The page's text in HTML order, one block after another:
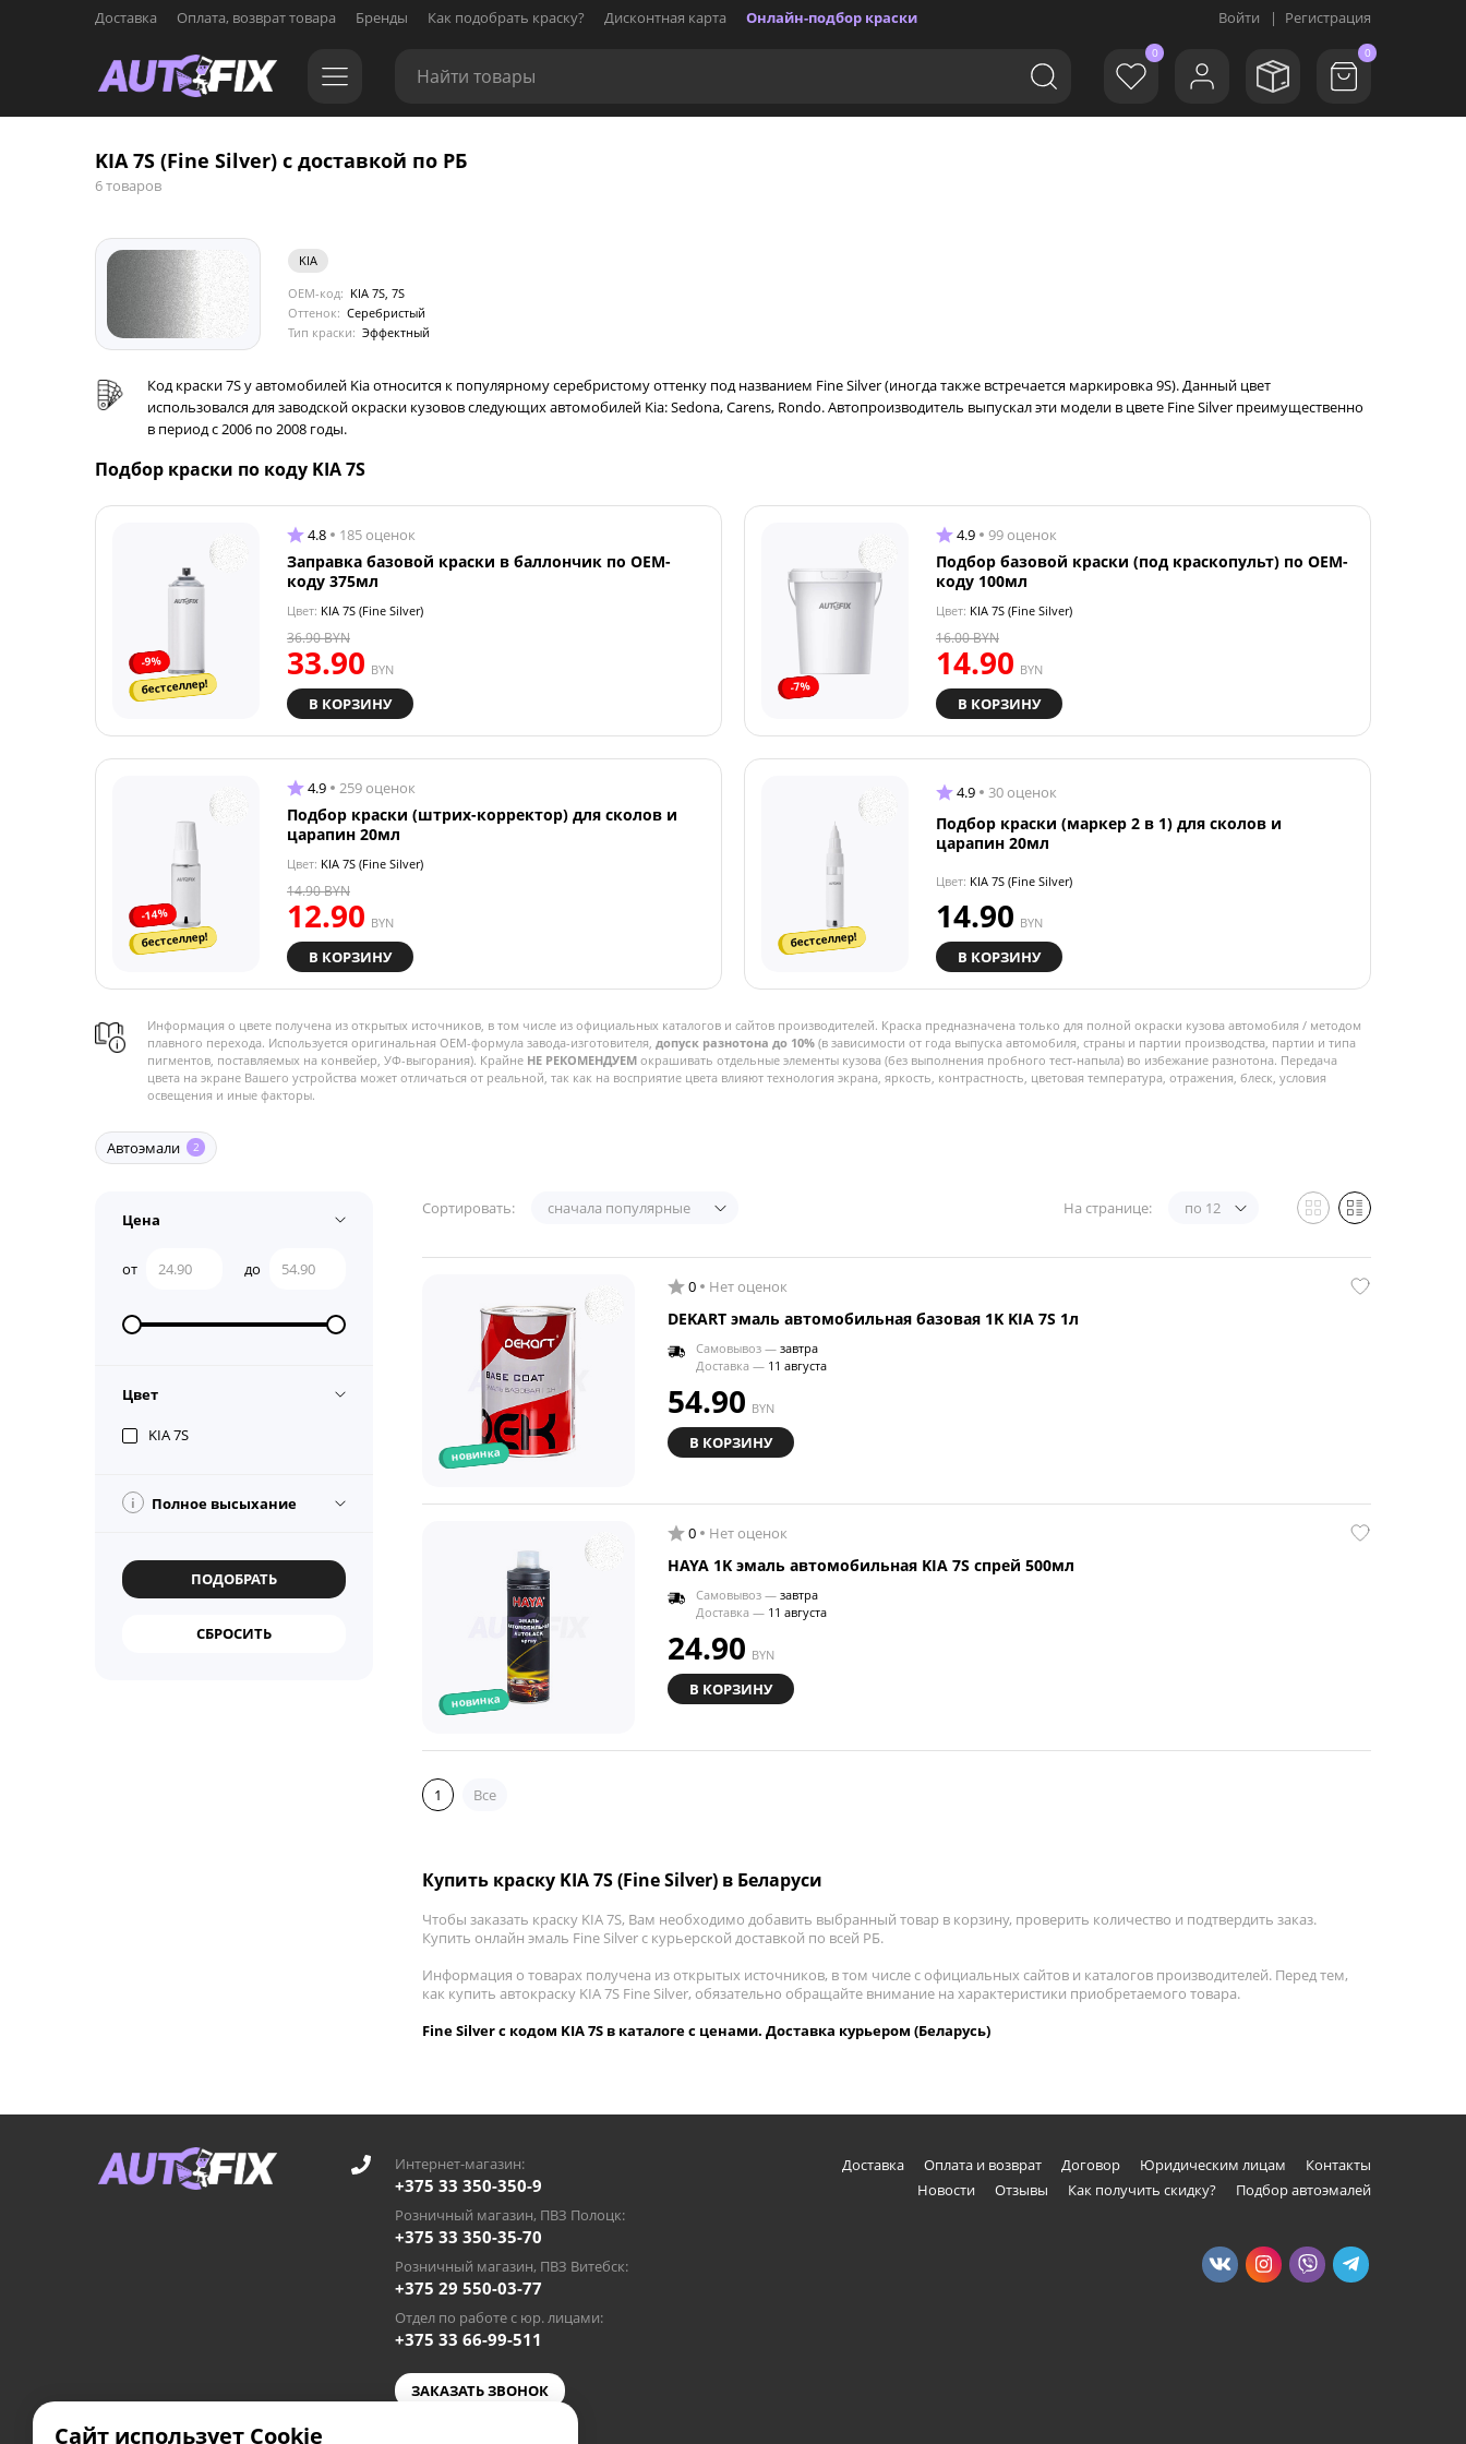
Доставка Оплата, возврат товара Бренды Как подобрать краску? Дисконтная карта Онлайн-подбор краски Войти | Регистрация
0 0
KIA 7S (Fine Silver) с доставкой по РБ
6 товаров
KIA
OEM-код: KIA 7S, 7S
Оттенок: Серебристый
Тип краски: Эффектный
Код краски 7S у автомобилей Kia относится к популярному серебристому оттенку под названием Fine Silver (иногда также встречается маркировка 9S). Данный цвет
использовался для заводской окраски кузовов следующих автомобилей Kia: Sedona, Carens, Rondo. Автопроизводитель выпускал эти модели в цвете Fine Silver преимущественно
в период с 2006 по 2008 годы.
Подбор краски по коду KIA 7S
-9%
бестселлер!
4.8 185 оценок
Заправка базовой краски в баллончик по OEM-
коду 375мл
Цвет: KIA 7S (Fine Silver)
33.90 BYN
36.90BYN
В КОРЗИНУ
-7%
4.9 99 оценок
Подбор базовой краски (под краскопульт) по OEM-
коду 100мл
Цвет: KIA 7S (Fine Silver)
14.90 BYN
16.00BYN
В КОРЗИНУ
-14%
бестселлер!
4.9 259 оценок
Подбор краски (штрих-корректор) для сколов и
царапин 20мл
Цвет: KIA 7S (Fine Silver)
12.90 BYN
14.90BYN
В КОРЗИНУ
бестселлер!
4.9 30 оценок
Подбор краски (маркер 2 в 1) для сколов и
царапин 20мл
Цвет: KIA 7S (Fine Silver)
14.90 BYN
В КОРЗИНУ
Информация о цвете получена из открытых источников, в том числе из официальных каталогов и сайтов производителей. Краска предназначена только для полной окраски кузова автомобиля / методом
плавного перехода. Используется оригинальная OEM-формула завода-изготовителя, допуск разнотона до 10% (в зависимости от года выпуска автомобиля, страны и партии производства, партии и типа
пигментов, поставляемых на конвейер, УФ-выгорания). Крайне НЕ РЕКОМЕНДУЕМ окрашивать отдельные элементы кузова (без выполнения пробного тест-напыла) во избежание разнотона. Передача
цвета на экране Вашего устройства может отличаться от реальной, так как на восприятие цвета влияют технология экрана, яркость, контрастность, цветовая температура, отражения, блеск, условия
освещения и иные факторы.
Автоэмали 2
Цена
от до
Цвет
KIA 7S
i Полное высыхание
Сортировать: сначала популярные На странице: по 12
новинка
0 Нет оценок
DEKART эмаль автомобильная базовая 1K KIA 7S 1л
Самовывоз — завтра
Доставка — 11 августа
54.90 BYN
В КОРЗИНУ
новинка
0 Нет оценок
HAYA 1K эмаль автомобильная KIA 7S спрей 500мл
Самовывоз — завтра
Доставка — 11 августа
24.90 BYN
В КОРЗИНУ
1 Все
Купить краску KIA 7S (Fine Silver) в Беларуси
Чтобы заказать краску KIA 7S, Вам необходимо добавить выбранный товар в корзину, проверить количество и подтвердить заказ.
Купить онлайн эмаль Fine Silver с курьерской доставкой по всей РБ.
Информация о товарах получена из открытых источников, в том числе с официальных сайтов и каталогов производителей. Перед тем,
как купить автокраску KIA 7S Fine Silver, обязательно обращайте внимание на характеристики приобретаемого товара.
Fine Silver с кодом KIA 7S в каталоге с ценами. Доставка курьером (Беларусь)
Интернет-магазин:
+375 33 350-350-9
Розничный магазин, ПВЗ Полоцк:
+375 33 350-35-70
Розничный магазин, ПВЗ Витебск:
+375 29 550-03-77
Отдел по работе с юр. лицами:
+375 33 66-99-511
ЗАКАЗАТЬ ЗВОНОК
Доставка Оплата и возврат Договор Юридическим лицам
Контакты
Новости
Отзывы Как получить скидку? Подбор автоэмалей
Сайт использует Cookie